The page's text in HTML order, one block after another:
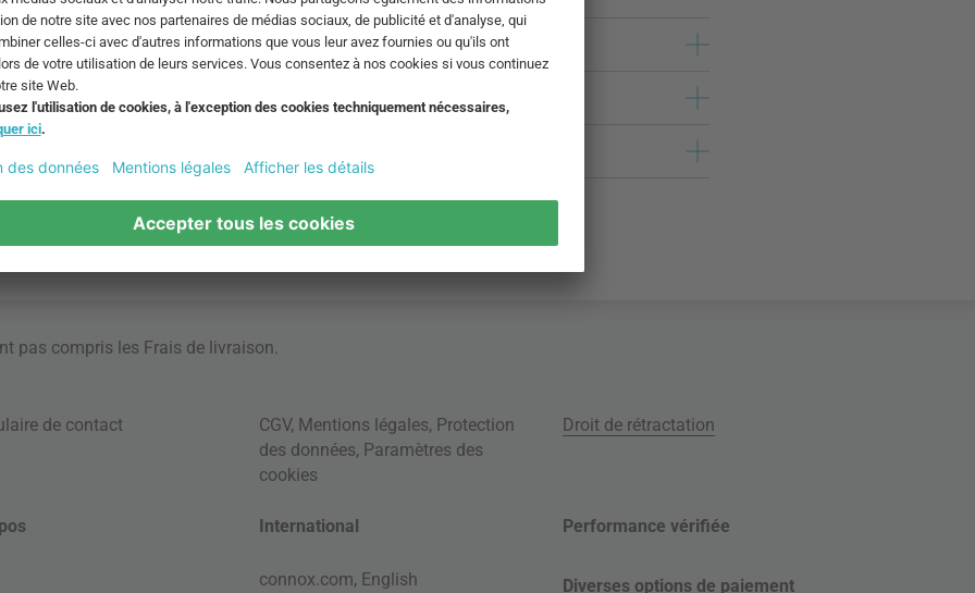
pas compris les Frais de livraison
de contact CGV, Mentions légales, Protection
des données, Paramètres des
cookies
Droit de rétractation
International
connox.com, English
Performance vérifiée
Diverses options de paiement